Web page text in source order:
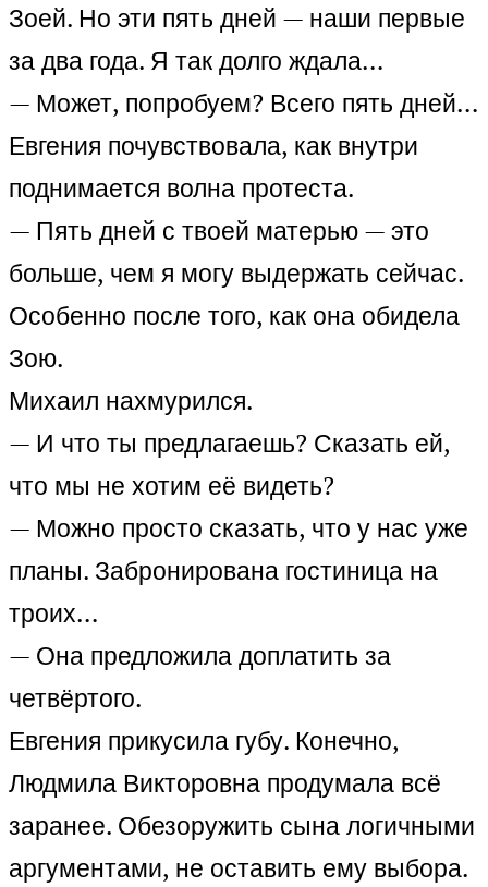
Зоей. Но эти пять дней — наши первые
за два года. Я так долго ждала…
— Может, попробуем? Всего пять дней…
Евгения почувствовала, как внутри
поднимается волна протеста.
— Пять дней с твоей матерью — это
больше, чем я могу выдержать сейчас.
Особенно после того, как она обидела
Зою.
Михаил нахмурился.
— И что ты предлагаешь? Сказать ей,
что мы не хотим её видеть?
— Можно просто сказать, что у нас уже
планы. Забронирована гостиница на
троих…
— Она предложила доплатить за
четвёртого.
Евгения прикусила губу. Конечно,
Людмила Викторовна продумала всё
заранее. Обезоружить сына логичными
аргументами, не оставить ему выбора.